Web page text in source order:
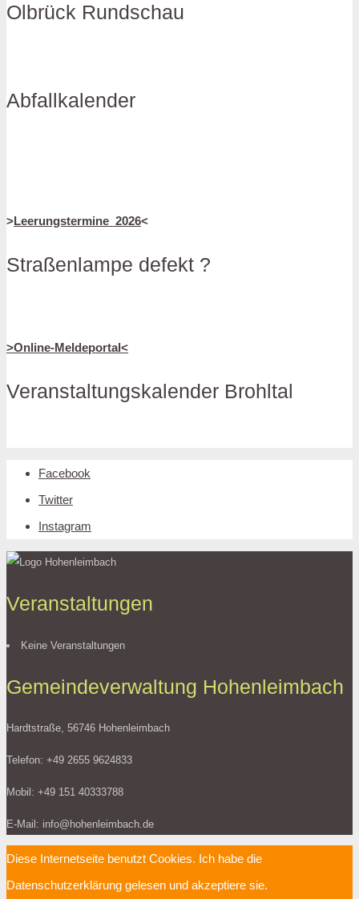
Olbrück Rundschau
Abfallkalender
>Leerungstermine_2026<
Straßenlampe defekt ?
>Online-Meldeportal<
Veranstaltungskalender Brohltal
Facebook
Twitter
Instagram
Veranstaltungen
Keine Veranstaltungen
Gemeindeverwaltung Hohenleimbach
Hardtstraße, 56746 Hohenleimbach
Telefon: +49 2655 9624833
Mobil: +49 151 40333788
E-Mail: info@hohenleimbach.de
Diese Internetseite benutzt Cookies. Ich habe die
Datenschutzerklärung gelesen und akzeptiere sie.